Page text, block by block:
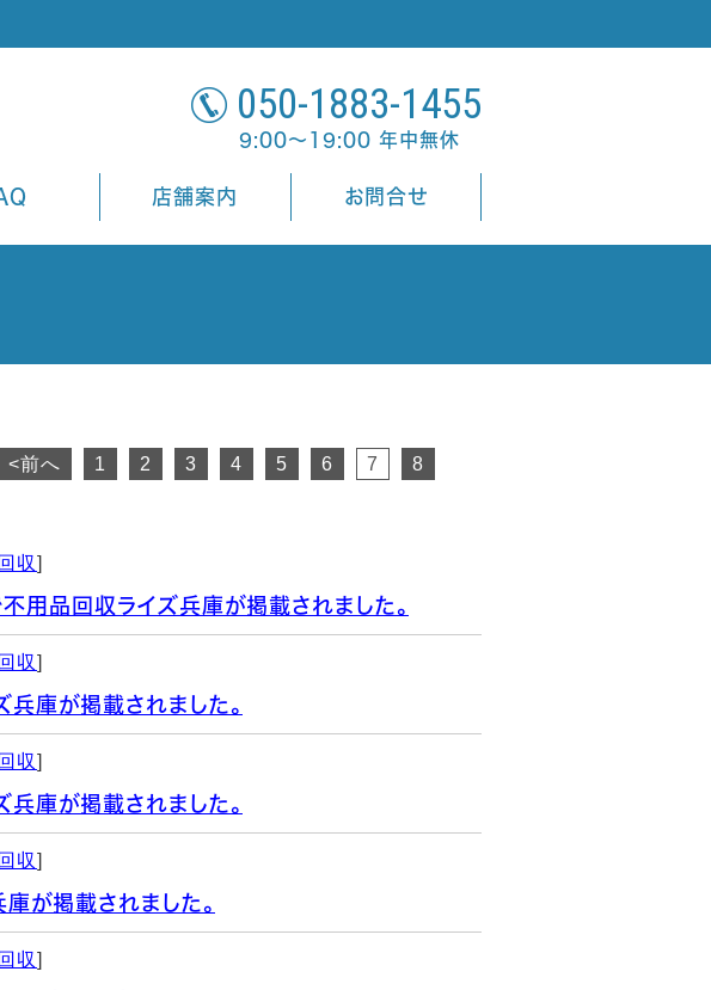
050-1883-1455
9:00～19:00 年中無休
店舗案内 お問合せ
<前へ 1 2 3 4 5 6 7
8
収]
不用品回収ライズ兵庫が掲載されました。
収]
庫が掲載されました。
収]
庫が掲載されました。
収]
が掲載されました。
収]